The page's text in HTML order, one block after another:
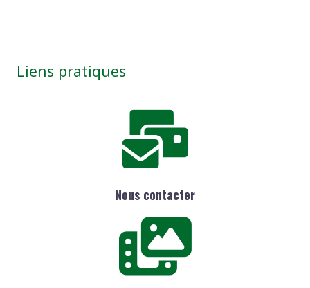
Liens pratiques
Nous contacter